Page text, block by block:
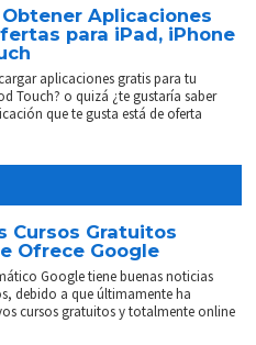
Obtener Aplicaciones
para iPad, iPhone
aplicaciones gratis para tu
Touch? o quizá ¿te gustaría saber
que te gusta está de oferta
Cursos Gratuitos
Ofrece Google
Google tiene buenas noticias
debido a que últimamente ha
cursos gratuitos y totalmente online